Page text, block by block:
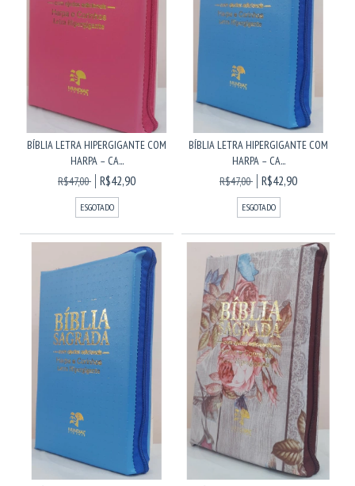
BÍBLIA LETRA HIPERGIGANTE COM
HARPA – CA...
R$47,00
R$42,90
ESGOTADO
BÍBLIA LETRA HIPERGIGANTE COM
HARPA – CA...
R$47,00
R$42,90
ESGOTADO